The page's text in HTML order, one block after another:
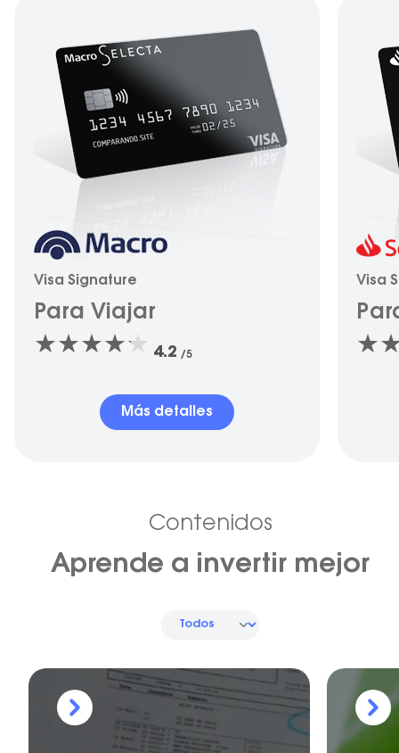
Visa Signature
Para Viajar
4.2 /5
Más detalles
Visa
Contenidos
Aprende a invertir mejor